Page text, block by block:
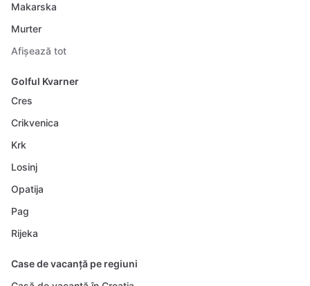
Makarska
Murter
Afișează tot
Golful Kvarner
Cres
Crikvenica
Krk
Losinj
Opatija
Pag
Rijeka
Case de vacanță pe regiuni